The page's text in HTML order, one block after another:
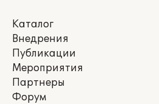
Каталог
Внедрения
Публикации
Мероприятия
Партнеры
Форум